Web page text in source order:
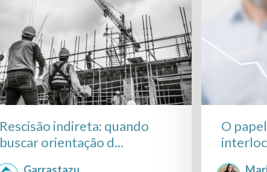
Rescisão indireta: quando
buscar orientação d...
O